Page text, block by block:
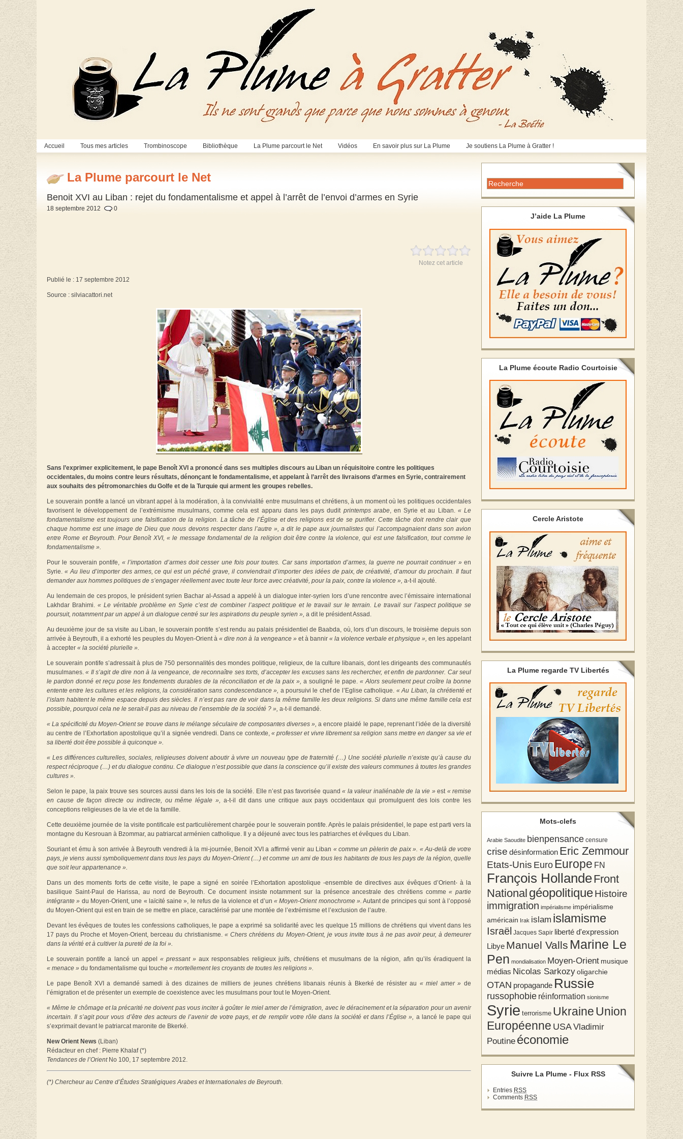
Accueil Tous mes articles Trombinoscope Bibliothèque La Plume parcourt le Net Vidéos En savoir plus sur La Plume Je soutiens La Plume à Gratter !
La Plume parcourt le Net
Benoit XVI au Liban : rejet du fondamentalisme et appel à l’arrêt de l’envoi d’armes en Syrie
18 septembre 2012 0
Notez cet article
Publié le : 17 septembre 2012
Source : silviacattori.net
Sans l’exprimer explicitement, le pape Benoît XVI a prononcé dans ses multiples discours au Liban un réquisitoire contre les politiques
occidentales, du moins contre leurs résultats, dénonçant le fondamentalisme, et appelant à l’arrêt des livraisons d’armes en Syrie, contrairement
aux souhaits des pétromonarchies du Golfe et de la Turquie qui arment les groupes rebelles.
Le souverain pontife a lancé un vibrant appel à la modération, à la convivialité entre musulmans et chrétiens, à un moment où les politiques occidentales
favorisent le développement de l’extrémisme musulmans, comme cela est apparu dans les pays dudit printemps arabe, en Syrie et au Liban. « Le
fondamentalisme est toujours une falsification de la religion. La tâche de l’Église et des religions est de se purifier. Cette tâche doit rendre clair que
chaque homme est une image de Dieu que nous devons respecter dans l’autre », a dit le pape aux journalistes qui l’accompagnaient dans son avion
entre Rome et Beyrouth. Pour Benoît XVI, « le message fondamental de la religion doit être contre la violence, qui est une falsification, tout comme le
fondamentalisme ».
Pour le souverain pontife, « l’importation d’armes doit cesser une fois pour toutes. Car sans importation d’armes, la guerre ne pourrait continuer » en
Syrie. « Au lieu d’importer des armes, ce qui est un péché grave, il conviendrait d’importer des idées de paix, de créativité, d’amour du prochain. Il faut
demander aux hommes politiques de s’engager réellement avec toute leur force avec créativité, pour la paix, contre la violence », a-t-il ajouté.
Au lendemain de ces propos, le président syrien Bachar al-Assad a appelé à un dialogue inter-syrien lors d’une rencontre avec l’émissaire international
Lakhdar Brahimi. « Le véritable problème en Syrie c’est de combiner l’aspect politique et le travail sur le terrain. Le travail sur l’aspect politique se
poursuit, notamment par un appel à un dialogue centré sur les aspirations du peuple syrien », a dit le président Assad.
Au deuxième jour de sa visite au Liban, le souverain pontife s’est rendu au palais présidentiel de Baabda, où, lors d’un discours, le troisième depuis son
arrivée à Beyrouth, il a exhorté les peuples du Moyen-Orient à« dire non à la vengeance » et à bannir « la violence verbale et physique », en les appelant
à accepter « la société plurielle ».
Le souverain pontife s’adressait à plus de 750 personnalités des mondes politique, religieux, de la culture libanais, dont les dirigeants des communautés
musulmanes.« Il s’agit de dire non à la vengeance, de reconnaître ses torts, d’accepter les excuses sans les rechercher, et enfin de pardonner. Car seul
le pardon donné et reçu pose les fondements durables de la réconciliation et de la paix », a souligné le pape. « Alors seulement peut croître la bonne
entente entre les cultures et les religions, la considération sans condescendance », a poursuivi le chef de l’Eglise catholique. « Au Liban, la chrétienté et
l’islam habitent le même espace depuis des siècles. Il n’est pas rare de voir dans la même famille les deux religions. Si dans une même famille cela est
possible, pourquoi cela ne le serait-il pas au niveau de l’ensemble de la société ? », a-t-il demandé.
« La spécificité du Moyen-Orient se trouve dans le mélange séculaire de composantes diverses », a encore plaidé le pape, reprenant l’idée de la diversité
au centre de l’Exhortation apostolique qu’il a signée vendredi. Dans ce contexte, « professer et vivre librement sa religion sans mettre en danger sa vie et
sa liberté doit être possible à quiconque ».
« Les différences culturelles, sociales, religieuses doivent aboutir à vivre un nouveau type de fraternité (…) Une société plurielle n’existe qu’à cause du
respect réciproque (…) et du dialogue continu. Ce dialogue n’est possible que dans la conscience qu’il existe des valeurs communes à toutes les grandes
cultures ».
Selon le pape, la paix trouve ses sources aussi dans les lois de la société. Elle n’est pas favorisée quand « la valeur inaliénable de la vie » est « remise
en cause de façon directe ou indirecte, ou même légale », a-t-il dit dans une critique aux pays occidentaux qui promulguent des lois contre les
conceptions religieuses de la vie et de la famille.
Cette deuxième journée de la visite pontificale est particulièrement chargée pour le souverain pontife. Après le palais présidentiel, le pape est parti vers la
montagne du Kesrouan à Bzommar, au patriarcat arménien catholique. Il y a déjeuné avec tous les patriarches et évêques du Liban.
Souriant et ému à son arrivée à Beyrouth vendredi à la mi-journée, Benoit XVI a affirmé venir au Liban « comme un pèlerin de paix ». « Au-delà de votre
pays, je viens aussi symboliquement dans tous les pays du Moyen-Orient (…) et comme un ami de tous les habitants de tous les pays de la région, quelle
que soit leur appartenance ».
Dans un des moments forts de cette visite, le pape a signé en soirée l’Exhortation apostolique -ensemble de directives aux évêques d’Orient- à la
basilique Saint-Paul de Harissa, au nord de Beyrouth. Ce document insiste notamment sur la présence ancestrale des chrétiens comme« partie
intégrante » du Moyen-Orient, une « laïcité saine », le refus de la violence et d’un « Moyen-Orient monochrome ». Autant de principes qui sont à l’opposé
du Moyen-Orient qui est en train de se mettre en place, caractérisé par une montée de l’extrémisme et l’exclusion de l’autre.
Devant les évêques de toutes les confessions catholiques, le pape a exprimé sa solidarité avec les quelque 15 millions de chrétiens qui vivent dans les
17 pays du Proche et Moyen-Orient, berceau du christianisme.« Chers chrétiens du Moyen-Orient, je vous invite tous à ne pas avoir peur, à demeurer
dans la vérité et à cultiver la pureté de la foi ».
Le souverain pontife a lancé un appel « pressant » aux responsables religieux juifs, chrétiens et musulmans de la région, afin qu’ils éradiquent la
« menace » du fondamentalisme qui touche « mortellement les croyants de toutes les religions ».
Le pape Benoît XVI a demandé samedi à des dizaines de milliers de jeunes chrétiens libanais réunis à Bkerké de résister au « miel amer » de
l’émigration et de présenter un exemple de coexistence avec les musulmans pour tout le Moyen-Orient.
« Même le chômage et la précarité ne doivent pas vous inciter à goûter le miel amer de l’émigration, avec le déracinement et la séparation pour un avenir
incertain. Il s’agit pour vous d’être des acteurs de l’avenir de votre pays, et de remplir votre rôle dans la société et dans l’Église », a lancé le pape qui
s’exprimait devant le patriarcat maronite de Bkerké.
New Orient News (Liban)
Rédacteur en chef : Pierre Khalaf (*)
Tendances de l’OrientNo 100, 17 septembre 2012.
(*) Chercheur au Centre d’Études Stratégiques Arabes et Internationales de Beyrouth.
J’aide La Plume
La Plume écoute Radio Courtoisie
Cercle Aristote
La Plume regarde TV Libertés
Mots-clefs
Arabie Saoudite bienpensance censure
crise désinformation Eric Zemmour
Etats-Unis Euro Europe FN
François HollandeFront
National géopolitiqueHistoire
immigration impérialisme impérialisme
américain Irak islam islamisme
Israël Jacques Sapir liberté d'expression
Libye Manuel Valls Marine Le
Pen mondialisation Moyen-Orient musique
médias Nicolas Sarkozyoligarchie
OTAN propagande Russie
russophobie réinformation sionisme
Syrie terrorisme Ukraine Union
Européenne USAVladimir
Poutine économie
Suivre La Plume - Flux RSS
Entries RSS
Comments RSS